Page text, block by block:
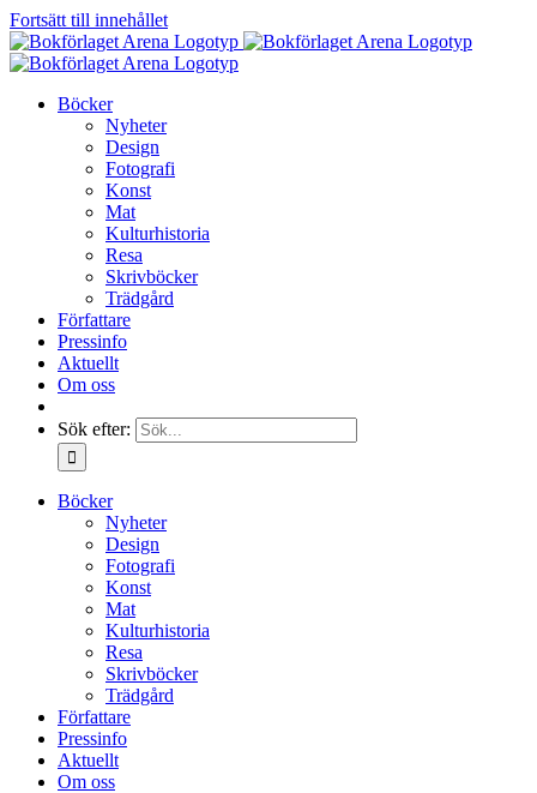
Fortsätt till innehållet
Böcker
Nyheter
Design
Fotografi
Konst
Mat
Kulturhistoria
Resa
Skrivböcker
Trädgård
Författare
Pressinfo
Aktuellt
Om oss
Sök efter:
Böcker
Nyheter
Design
Fotografi
Konst
Mat
Kulturhistoria
Resa
Skrivböcker
Trädgård
Författare
Pressinfo
Aktuellt
Om oss